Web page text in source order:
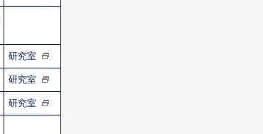
研究室
研究室
研究室